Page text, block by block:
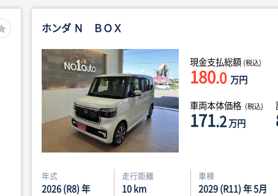
ホンダ Ｎ ＢＯＸ
現金支払総額 (税込)
180.0 万円
車両本体価格 (税込)
171.2万円
年式
2026 (R8) 年
走行距離
10km
車検
2029 (R11) 年 5月